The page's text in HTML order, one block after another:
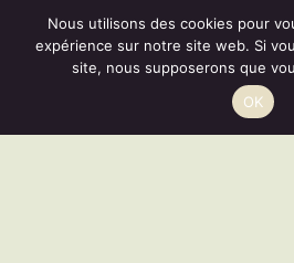
Vous disposez d'un droit de
RÉSILIER
Nous utilisons des cookies pour
expérience sur notre site web. Si
site, nous supposerons que
OK